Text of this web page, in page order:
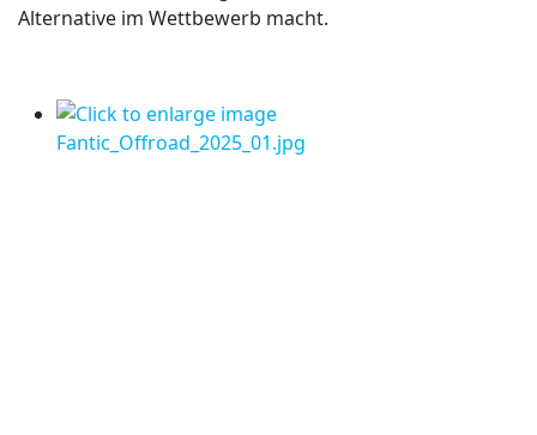
Alternative im Wettbewerb macht.